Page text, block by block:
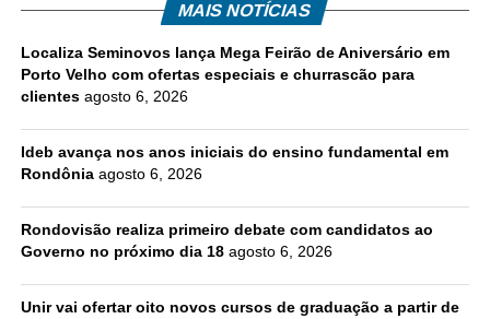
MAIS NOTÍCIAS
Localiza Seminovos lança Mega Feirão de Aniversário em
Porto Velho com ofertas especiais e churrascão para
clientes agosto 6, 2026
Ideb avança nos anos iniciais do ensino fundamental em
Rondônia agosto 6, 2026
Rondovisão realiza primeiro debate com candidatos ao
Governo no próximo dia 18 agosto 6, 2026
Unir vai ofertar oito novos cursos de graduação a partir de